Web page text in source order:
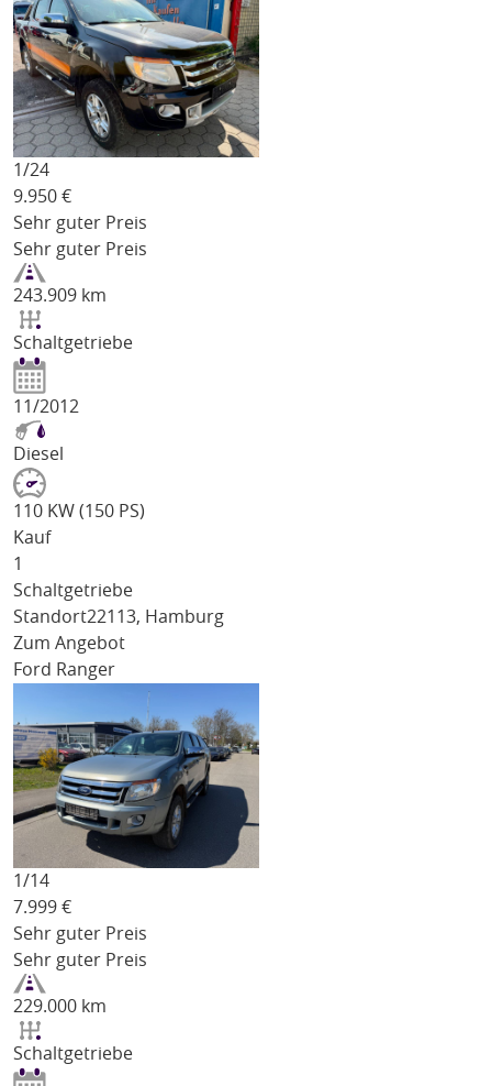
1/24
9.950 €
Sehr guter Preis
Sehr guter Preis
243.909 km
Schaltgetriebe
11/2012
Diesel
110 KW (150 PS)
Kauf
1
Schaltgetriebe
Standort22113, Hamburg
Zum Angebot
Ford Ranger
1/14
7.999 €
Sehr guter Preis
Sehr guter Preis
229.000 km
Schaltgetriebe